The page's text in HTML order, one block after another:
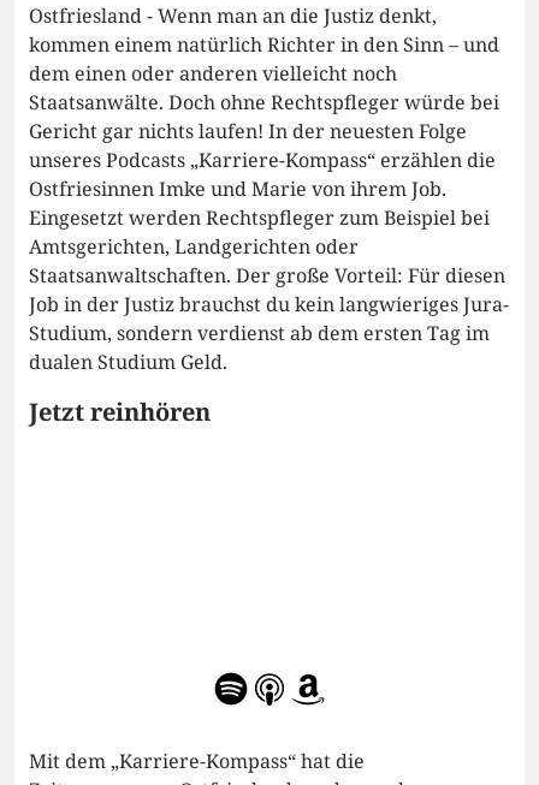
Ostfriesland - Wenn man an die Justiz denkt,
kommen einem natürlich Richter in den Sinn – und
dem einen oder anderen vielleicht noch
Staatsanwälte. Doch ohne Rechtspfleger würde bei
Gericht gar nichts laufen! In der neuesten Folge
unseres Podcasts „Karriere-Kompass“ erzählen die
Ostfriesinnen Imke und Marie von ihrem Job.
Eingesetzt werden Rechtspfleger zum Beispiel bei
Amtsgerichten, Landgerichten oder
Staatsanwaltschaften. Der große Vorteil: Für diesen
Job in der Justiz brauchst du kein langwieriges Jura-
Studium, sondern verdienst ab dem ersten Tag im
dualen Studium Geld.
Jetzt reinhören
Mit dem „Karriere-Kompass“ hat die